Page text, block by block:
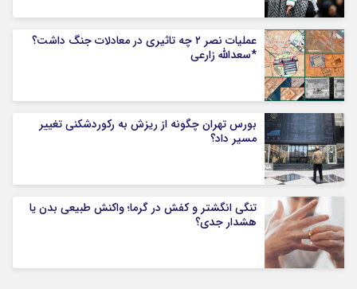
عملیات نصر ۲ چه تاثیری در معادلات جنگ داشت؟
*سعدالله زارعی
بورس تهران چگونه از ریزش به رکوردشکنی تغییر
مسیر داد؟
تنگی انگشتر و کفش در گرما؛ واکنش طبیعی بدن یا
هشدار جدی؟